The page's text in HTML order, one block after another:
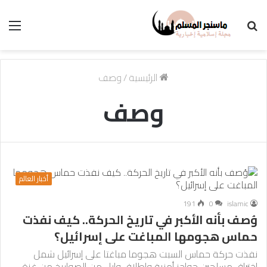
الرئيسية/وصف
وصف
أخبار العالم
islamic
0
191
وُصف بأنه الأكبر في تاريخ الحركة.. كيف نفذت
حماس هجومها المباغت على إسرائيل؟
نفذت حركة حماس السبت هجوما مباغتا على إسرائيل شمل